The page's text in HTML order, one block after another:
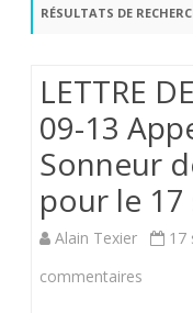
RÉSULTATS DE
LETTRE
09-13
Sonneur
pour le
Alain Texier 17
commentaires